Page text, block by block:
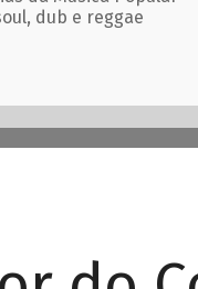
dub e reggae